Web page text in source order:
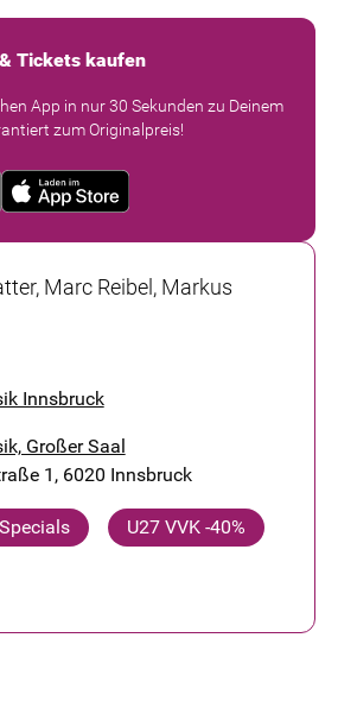
Tickets kaufen
App in nur 30 Sekunden zu Deinem
zum Originalpreis!
Marc Reibel, Markus
Innsbruck
Großer Saal
1, 6020 Innsbruck
Specials U27 VVK -40%